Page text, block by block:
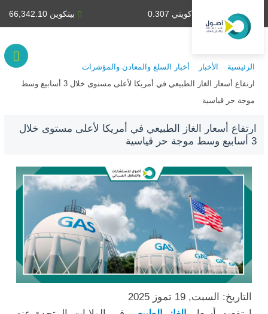
بيتكوين 66,342.10 دينار كويتي 0.307
الرئيسية الأخبار
أخبار السلع والمعادن والمؤشرات
ارتفاع أسعار الغاز الطبيعي في أمريكا لأعلى مستوى خلال 3 أسابيع وسط
موجة حر قياسية
ارتفاع أسعار الغاز الطبيعي في أمريكا لأعلى مستوى خلال
3 أسابيع وسط موجة حر قياسية
التاريخ: السبت, 19 تموز 2025